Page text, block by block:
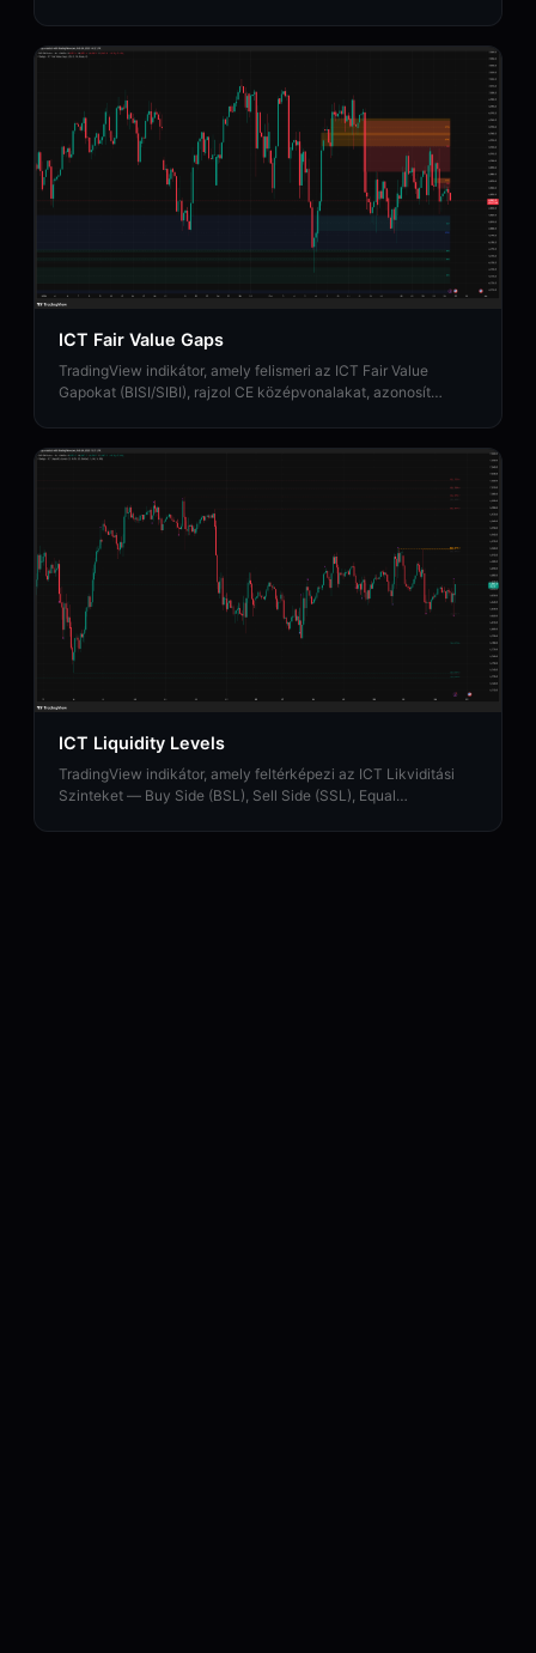
ICT Fair Value Gaps
TradingView indikátor, amely felismeri az ICT Fair Value
Gapokat (BISI/SIBI), rajzol CE középvonalakat, azonosít
ICT Liquidity Levels
TradingView indikátor, amely feltérképezi az ICT Likviditási
Szinteket — Buy Side (BSL), Sell Side (SSL), Equal